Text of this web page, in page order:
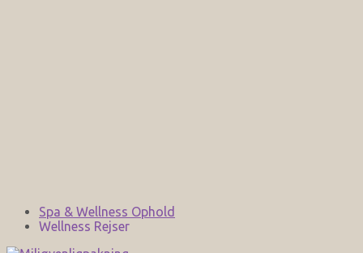
Spa & Wellness Ophold
Wellness Rejser